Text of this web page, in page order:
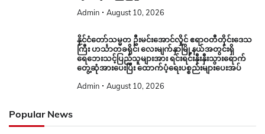
Admin August 10, 2026
နိုင်ငံတော်သမ္မတ ဦးမင်းအောင်လှိုင် ဧရာဝတီတိုင်းဒေသ
ကြီး ဟင်္သာတခရိုင်၊ လေးမျက်နှာမြို့နယ်အတွင်းရှိ
ရေဘေးသင့်ပြည်သူများအား ရင်းရင်းနှီးနှီးသွားရောက်
တွေ့ဆုံအားပေးပြီး ထောက်ပံ့ရေးပစ္စည်းများပေးအပ်
Admin August 10, 2026
Popular News